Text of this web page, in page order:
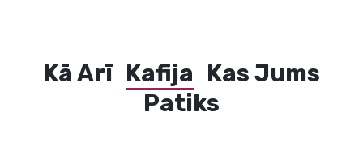
Kā Arī Kafija Kas Jums
Patiks